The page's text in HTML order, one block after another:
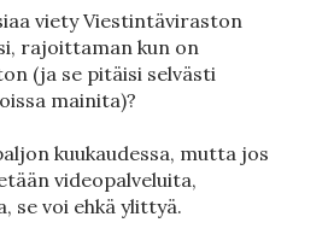
viety Viestintäviraston
rajoittaman kun on
(ja se pitäisi selvästi
mainita)?
kuukaudessa, mutta jos
videopalveluita,
se voi ehkä ylittyä.